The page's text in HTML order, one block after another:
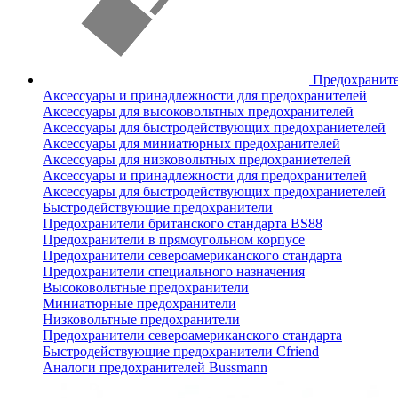
Аксессуары и принадлежности для предохранителей
Аксессуары для высоковольтных предохранителей
Аксессуары для быстродействующих предохраниетелей
Аксессуары для миниатюрных предохранителей
Аксессуары для низковольтных предохраниетелей
Аксессуары и принадлежности для предохранителей
Аксессуары для быстродействующих предохраниетелей
Быстродействующие предохранители
Предохранители британского стандарта BS88
Предохранители в прямоугольном корпусе
Предохранители североамериканского стандарта
Предохранители специального назначения
Высоковольтные предохранители
Миниатюрные предохранители
Низковольтные предохранители
Предохранители североамериканского стандарта
Быстродействующие предохранители Cfriend
Аналоги предохранителей Bussmann